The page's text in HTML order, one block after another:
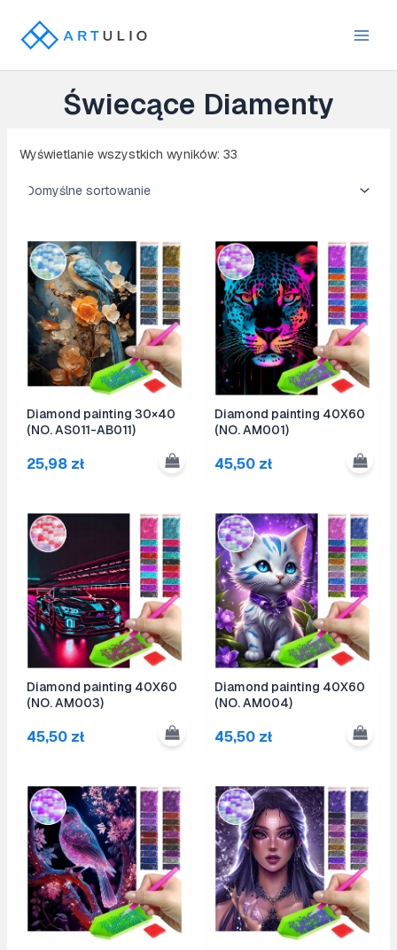
treści
Świecące Diamenty
Wyświetlanie wszystkich wyników: 33
Diamond painting 30×40
(NO. AS011-AB011)
25,98 zł
Diamond painting 40X60
(NO. AM001)
45,50 zł
Diamond painting 40X60
(NO. AM003)
45,50 zł
Diamond painting 40X60
(NO. AM004)
45,50 zł